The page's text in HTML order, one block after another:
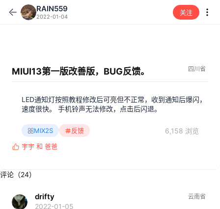
RAIN559
2022-01-04
关注
MIUI13第一版改善版，BUG反馈。 四川省
LED通知灯按照教程修改后可亮但不正常，收到通知后爆闪，
速度很快。 手机铃声无法修改，点击后闪退。
MIX2S 反馈 6,158 浏览
反 宇宇 和 爸爸
评论（24）
drifty
2022-01-05
云南省